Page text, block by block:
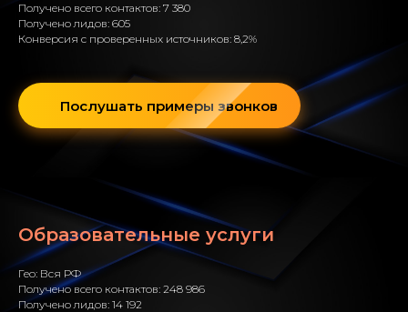
Получено всего контактов: 7 380
Получено лидов: 605
Конверсия с проверенных источников: 8,2%
Послушать примеры звонков
Образовательные услуги
Гео: Вся РФ
Получено всего контактов: 248 986
Получено лидов: 14 192